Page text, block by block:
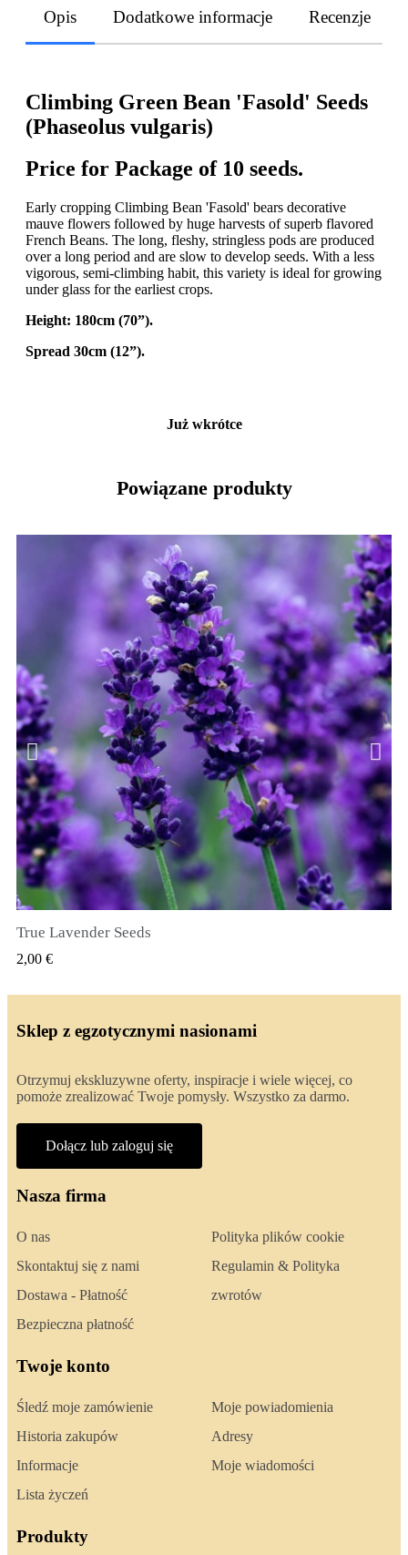
Opis Dodatkowe informacje Recenzje
Climbing Green Bean 'Fasold' Seeds
(Phaseolus vulgaris)
Price for Package of 10 seeds.
Early cropping Climbing Bean 'Fasold' bears decorative
mauve flowers followed by huge harvests of superb flavored
French Beans. The long, fleshy, stringless pods are produced
over a long period and are slow to develop seeds. With a less
vigorous, semi-climbing habit, this variety is ideal for growing
under glass for the earliest crops.
Height: 180cm (70”).
Spread 30cm (12”).
Już wkrótce
Powiązane produkty
SZYBKI PODGLĄD
True Lavender Seeds
2,00 €
Sklep z egzotycznymi nasionami
Otrzymuj ekskluzywne oferty, inspiracje i wiele więcej, co
pomoże zrealizować Twoje pomysły. Wszystko za darmo.
Dołącz lub zaloguj się
Nasza firma
O nas
Skontaktuj się z nami
Dostawa - Płatność
Bezpieczna płatność
Polityka plików cookie
Regulamin & Polityka
zwrotów
Twoje konto
Śledź moje zamówienie
Historia zakupów
Informacje
Lista życzeń
Moje powiadomienia
Adresy
Moje wiadomości
Produkty